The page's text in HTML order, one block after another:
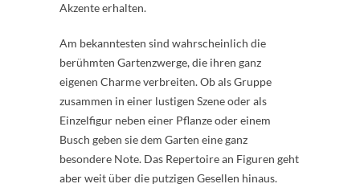
Akzente erhalten.
Am bekanntesten sind wahrscheinlich die
berühmten Gartenzwerge, die ihren ganz
eigenen Charme verbreiten. Ob als Gruppe
zusammen in einer lustigen Szene oder als
Einzelfigur neben einer Pflanze oder einem
Busch geben sie dem Garten eine ganz
besondere Note. Das Repertoire an Figuren geht
aber weit über die putzigen Gesellen hinaus.